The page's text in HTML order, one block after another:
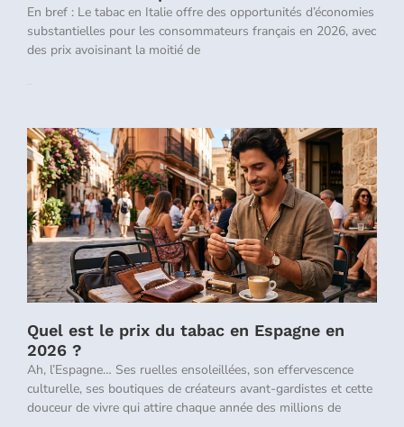
En bref : Le tabac en Italie offre des opportunités d’économies
substantielles pour les consommateurs français en 2026, avec
des prix avoisinant la moitié de
Quel est le prix du tabac en Espagne en
2026 ?
Ah, l’Espagne… Ses ruelles ensoleillées, son effervescence
culturelle, ses boutiques de créateurs avant-gardistes et cette
douceur de vivre qui attire chaque année des millions de